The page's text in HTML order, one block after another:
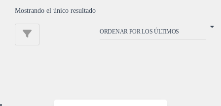
Mostrando el único resultado